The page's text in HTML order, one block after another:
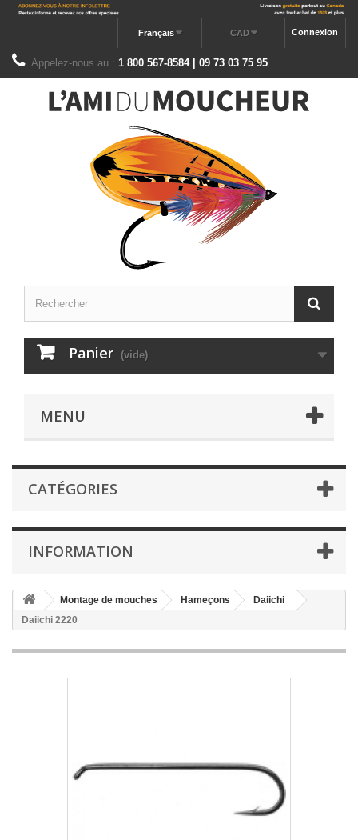
Connexion
CAD
Français
Appelez-nous au : 1 800 567-8584 | 09 73 03 75 95
Panier (vide)
MENU
CATÉGORIES
INFORMATION
Montage de mouches Hameçons
Daiichi
Daiichi 2220